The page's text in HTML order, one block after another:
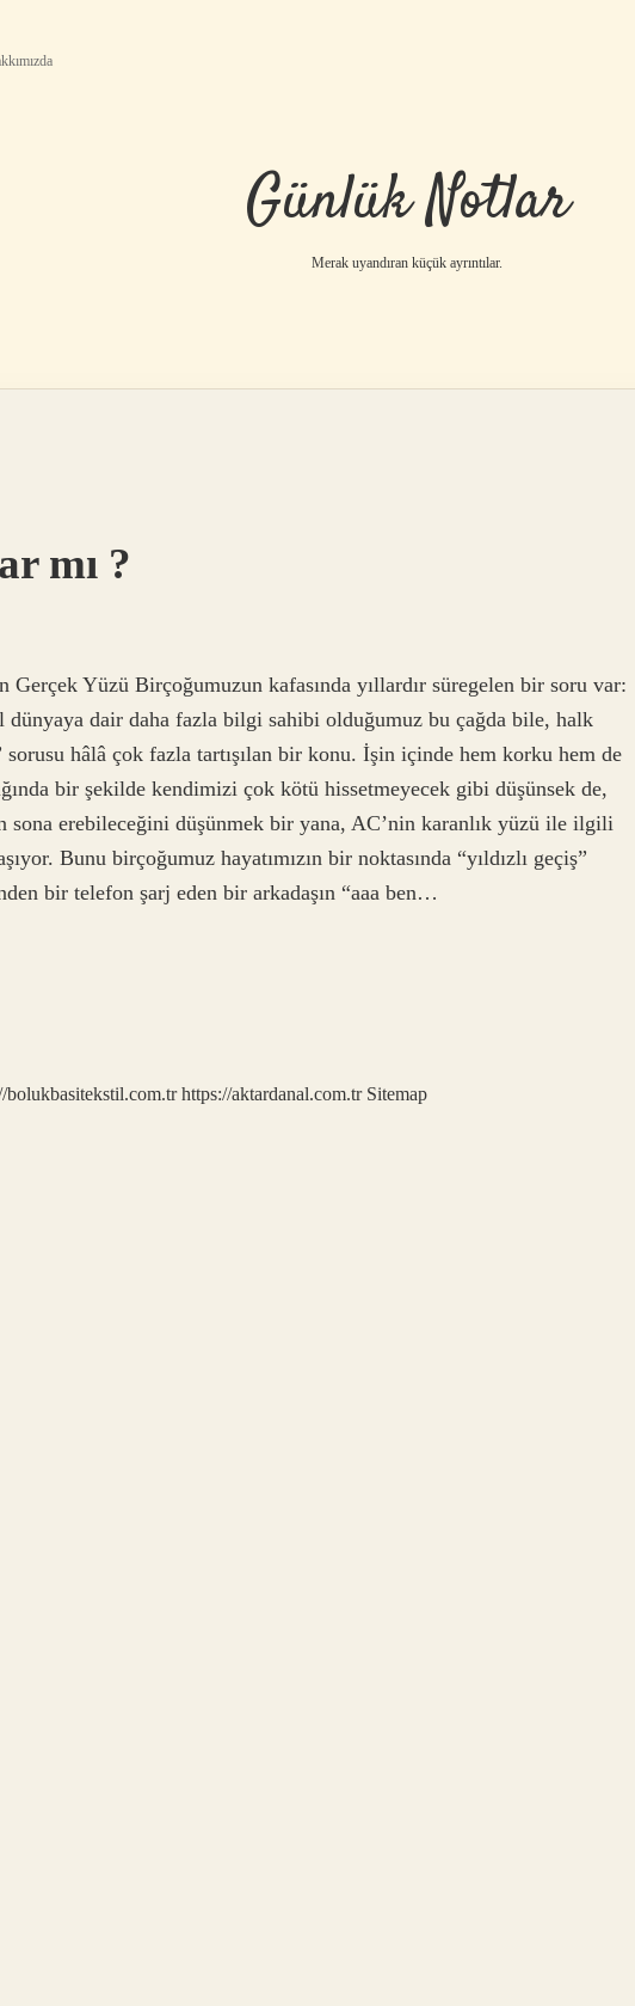
Günlük Notlar
Merak uyandıran küçük ayrıntılar.
mı ?
Yüzü Birçoğumuzun kafasında yıllardır süregelen bir soru var:
dünyaya dair daha fazla bilgi sahibi olduğumuz bu çağda bile, halk
sorusu hâlâ çok fazla tartışılan bir konu. İşin içinde hem korku hem de
bir şekilde kendimizi çok kötü hissetmeyecek gibi düşünsek de,
sona erebileceğini düşünmek bir yana, AC’nin karanlık yüzü ile ilgili
Bunu birçoğumuz hayatımızın bir noktasında “yıldızlı geçiş”
bir telefon şarj eden bir arkadaşın “aaa ben…
bolukbasitekstil.com.tr https://aktardanal.com.tr Sitemap